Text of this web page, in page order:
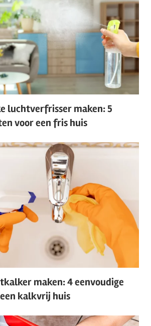
luchtverfrisser maken: 5
voor een fris huis
maken: 4 eenvoudige
kalkvrij huis